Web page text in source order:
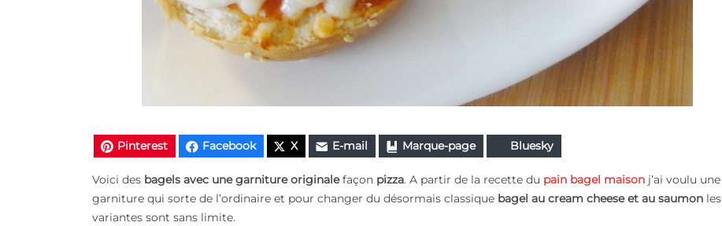
Pinterest Facebook X E-mail Marque-page Bluesky
Voici des bagels avec une garniture originalefaçon pizza. A partir de la recette du pain bagel maison j’ai voulu une
garniture qui sorte de l’ordinaire et pour changer du désormais classique bagel au cream cheese et au saumon les
variantes sont sans limite.